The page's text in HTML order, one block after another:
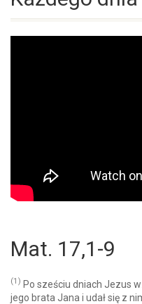
Mat. 17,1-9
(1) Po sześciu dniach Jezus
jego brata Jana i udał się z